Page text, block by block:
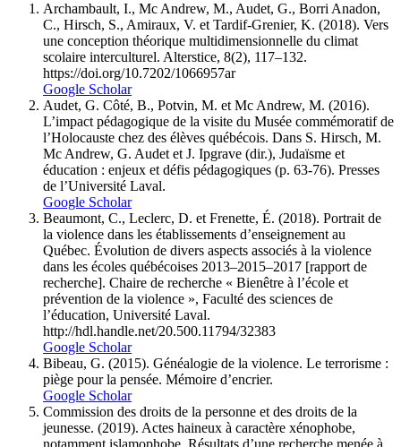
Archambault, I., Mc Andrew, M., Audet, G., Borri Anadon,
C., Hirsch, S., Amiraux, V. et Tardif-Grenier, K. (2018). Vers
une conception théorique multidimensionnelle du climat
scolaire interculturel. Alterstice, 8(2), 117–132.
https://doi.org/10.7202/1066957ar
Google Scholar
Audet, G. Côté, B., Potvin, M. et Mc Andrew, M. (2016).
L’impact pédagogique de la visite du Musée commémoratif de
l’Holocauste chez des élèves québécois. Dans S. Hirsch, M.
Mc Andrew, G. Audet et J. Ipgrave (dir.), Judaïsme et
éducation : enjeux et défis pédagogiques (p. 63-76). Presses
de l’Université Laval.
Google Scholar
Beaumont, C., Leclerc, D. et Frenette, É. (2018). Portrait de
la violence dans les établissements d’enseignement au
Québec. Évolution de divers aspects associés à la violence
dans les écoles québécoises 2013–2015–2017 [rapport de
recherche]. Chaire de recherche « Bienêtre à l’école et
prévention de la violence », Faculté des sciences de
l’éducation, Université Laval.
http://hdl.handle.net/20.500.11794/32383
Google Scholar
Bibeau, G. (2015). Généalogie de la violence. Le terrorisme :
piège pour la pensée. Mémoire d’encrier.
Google Scholar
Commission des droits de la personne et des droits de la
jeunesse. (2019). Actes haineux à caractère xénophobe,